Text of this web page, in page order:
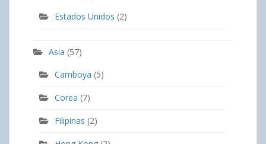
Estados Unidos (2)
Asia (57)
Camboya (5)
Corea (7)
Filipinas (2)